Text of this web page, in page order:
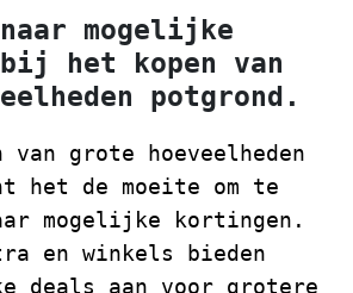
mogelijke
het kopen van
potgrond.
grote hoeveelheden
het de moeite om te
mogelijke kortingen.
en winkels bieden
deals aan voor grotere